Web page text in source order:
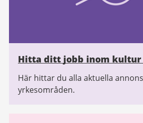
Hitta ditt jobb inom
Här hittar du alla aktuella
yrkesområden.